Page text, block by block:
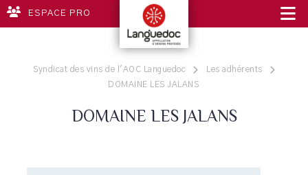
ESPACE PRO
Syndicat des vins de l'AOC Languedoc
Les adhérents
DOMAINE LES JALANS
DOMAINE LES JALANS